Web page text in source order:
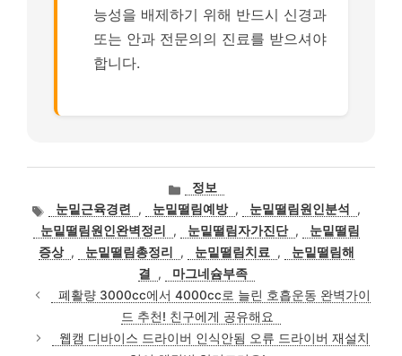
능성을 배제하기 위해 반드시 신경과
또는 안과 전문의의 진료를 받으셔야
합니다.
카
테
고
리
정보
태
그
눈밑근육경련 , 눈밑떨림예방 , 눈밑떨림원인분석
,
눈밑떨림원인완벽정리
, 눈밑떨림자가진단 ,
눈밑떨림
증상 , 눈밑떨림총정리 , 눈밑떨림치료 ,
눈밑떨림해
결
,
마그네슘부족
폐활량 3000cc에서 4000cc로 늘린 호흡운동 완벽가이
드 추천! 친구에게 공유해요
웹캠 디바이스 드라이버 인식안됨 오류 드라이버 재설치